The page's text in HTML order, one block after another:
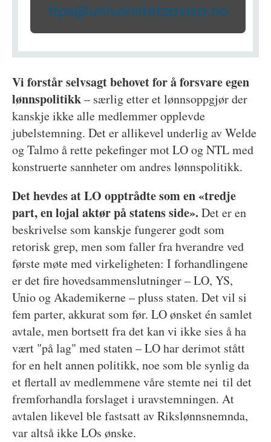
tips@universitetsavisa.no
Vi forstår selvsagt behovet for å forsvare egen
lønnspolitikk– særlig etter et lønnsoppgjør der
kanskje ikke alle medlemmer opplevde
jubelstemning. Det er allikevel underlig av Welde
og Talmo å rette pekefinger mot LO og NTL med
konstruerte sannheter om andres lønnspolitikk.
Det hevdes at LO opptrådte som en «tredje
part, en lojal aktør på statens side». Det er en
beskrivelse som kanskje fungerer godt som
retorisk grep, men som faller fra hverandre ved
første møte med virkeligheten: I forhandlingene
er det fire hovedsammenslutninger – LO, YS,
Unio og Akademikerne – pluss staten. Det vil si
fem parter, akkurat som før. LO ønsket én samlet
avtale, men bortsett fra det kan vi ikke sies å ha
vært "på lag" med staten – LO har derimot stått
for en helt annen politikk, noe som ble synlig da
et flertall av medlemmene våre stemte nei til det
fremforhandla forslaget i uravstemningen. At
avtalen likevel ble fastsatt av Rikslønnsnemnda,
var altså ikke LOs ønske.